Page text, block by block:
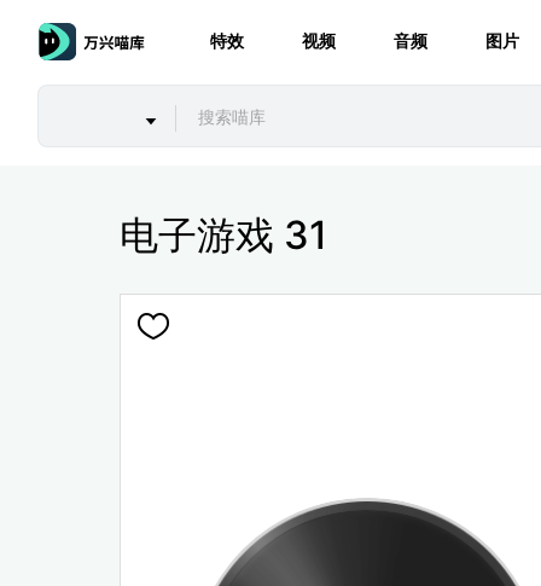
特效 视频 音频 图片
电子游戏 31